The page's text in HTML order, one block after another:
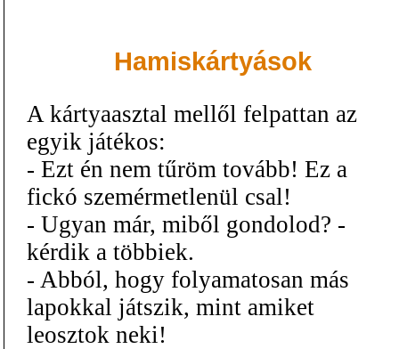
Hamiskártyások
A kártyaasztal mellől felpattan az
egyik játékos:
- Ezt én nem tűröm tovább! Ez a
fickó szemérmetlenül csal!
- Ugyan már, miből gondolod? -
kérdik a többiek.
- Abból, hogy folyamatosan más
lapokkal játszik, mint amiket
leosztok neki!